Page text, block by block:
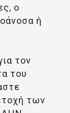
ο
ή
τον
του
των